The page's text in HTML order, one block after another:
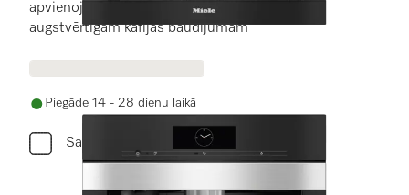
apvienojumā ar patentēto tasītes sensoru
augstvērtīgam kafijas baudījumam
Piegāde 14 - 28 dienu laikā
Salīdzini